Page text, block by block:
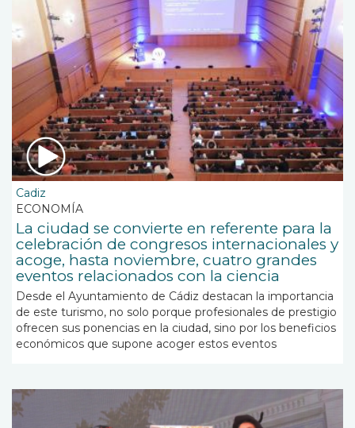
Cadiz
ECONOMÍA
La ciudad se convierte en referente para la
celebración de congresos internacionales y
acoge, hasta noviembre, cuatro grandes
eventos relacionados con la ciencia
Desde el Ayuntamiento de Cádiz destacan la importancia
de este turismo, no solo porque profesionales de prestigio
ofrecen sus ponencias en la ciudad, sino por los beneficios
económicos que supone acoger estos eventos